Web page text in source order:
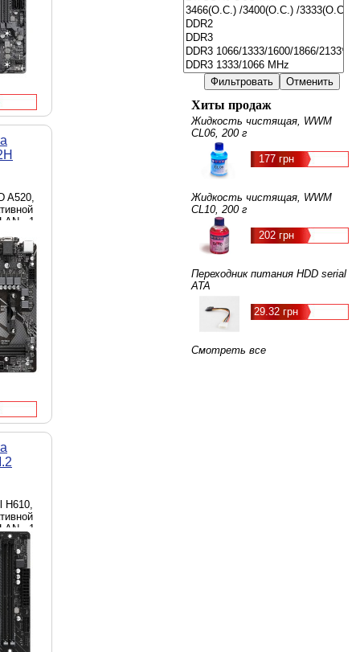
A520,
- 1
4 x
H610,
- 1
- 1 x
Micro-
Хиты продаж
Жидкость чистящая, WWM
CL06, 200 г
177 грн
Жидкость чистящая, WWM
CL10, 200 г
202 грн
Переходник питания HDD serial
ATA
29.32 грн
Смотреть все